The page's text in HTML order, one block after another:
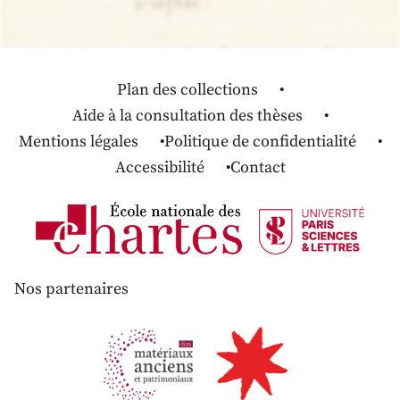
Plan des collections
Aide à la consultation des thèses
Mentions légales
Politique de confidentialité
Accessibilité
Contact
Nos partenaires